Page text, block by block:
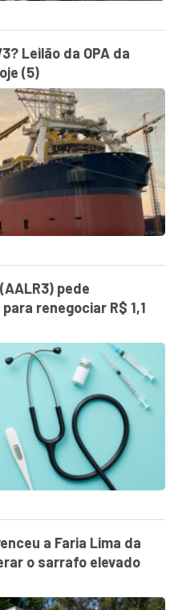
Leilão da OPA da
(5)
pede
renegociar R$ 1,1
a Faria Lima da
o sarrafo elevado